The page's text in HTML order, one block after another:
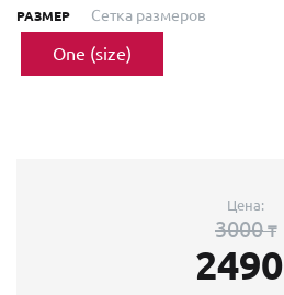
РАЗМЕР Сетка размеров
One (size)
Цена:
3000₸
2490